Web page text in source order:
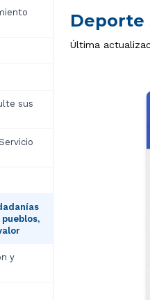
sus
y
Deporte
Última